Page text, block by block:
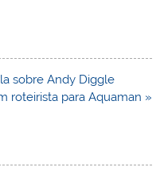
sobre Andy Diggle
roteirista para Aquaman »